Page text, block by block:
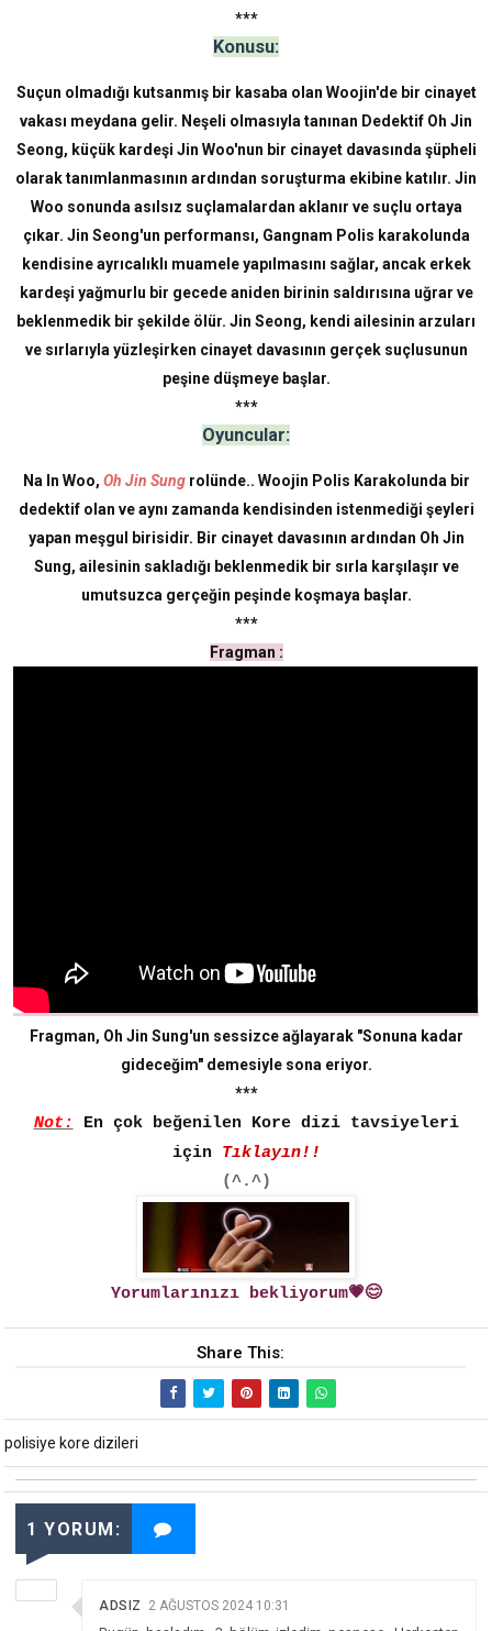
***
Konusu:
Suçun olmadığı kutsanmış bir kasaba olan Woojin'de bir cinayet
vakası meydana gelir. Neşeli olmasıyla tanınan Dedektif Oh Jin
Seong, küçük kardeşi Jin Woo'nun bir cinayet davasında şüpheli
olarak tanımlanmasının ardından soruşturma ekibine katılır. Jin
Woo sonunda asılsız suçlamalardan aklanır ve suçlu ortaya
çıkar. Jin Seong'un performansı, Gangnam Polis karakolunda
kendisine ayrıcalıklı muamele yapılmasını sağlar, ancak erkek
kardeşi yağmurlu bir gecede aniden birinin saldırısına uğrar ve
beklenmedik bir şekilde ölür. Jin Seong, kendi ailesinin arzuları
ve sırlarıyla yüzleşirken cinayet davasının gerçek suçlusunun
peşine düşmeye başlar.
***
Oyuncular:
Na In Woo, Oh Jin Sungrolünde.. Woojin Polis Karakolunda bir
dedektif olan ve aynı zamanda kendisinden istenmediği şeyleri
yapan meşgul birisidir. Bir cinayet davasının ardından Oh Jin
Sung, ailesinin sakladığı beklenmedik bir sırla karşılaşır ve
umutsuzca gerçeğin peşinde koşmaya başlar.
***
Fragman :
Fragman, Oh Jin Sung'un sessizce ağlayarak "Sonuna kadar
gideceğim" demesiyle sona eriyor.
***
Not:
En çok beğenilen Kore dizi tavsiyeleri
için
Tıklayın!!
(^.^)
Yorumlarınızı bekliyorum💗😊
Share This:
polisiye kore dizileri
1 YORUM:
ADSIZ 2 AĞUSTOS 2024 10:31